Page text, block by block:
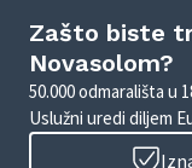
Zašto biste
Novasolom?
50.000 odmarališta u
Uslužni uredi diljem